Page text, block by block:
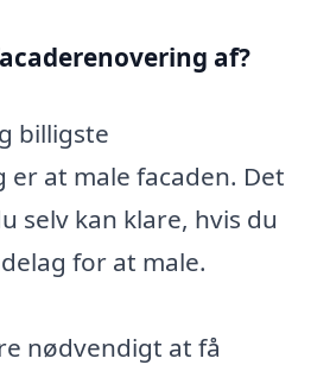
af?
billigste
at male facaden. Det
selv kan klare, hvis du
for at male.
nødvendigt at få